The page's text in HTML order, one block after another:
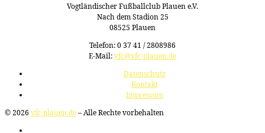
Vogtländischer Fußballclub Plauen e.V.
Nach dem Stadion 25
08525 Plauen
Telefon: 0 37 41 / 2808986
E-Mail:vfc@vfc-plauen.de
Datenschutz
Kontakt
Impressum
© 2026 vfc-plauen.de– Alle Rechte vorbehalten